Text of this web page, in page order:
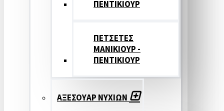
ΠΕΝΤΙΚΙΟΥΡ
ΠΕΤΣΕΤΕΣ
ΜΑΝΙΚΙΟΥΡ -
ΠΕΝΤΙΚΙΟΥΡ
ΑΞΕΣΟΥΑΡ ΝΥΧΙΩΝ